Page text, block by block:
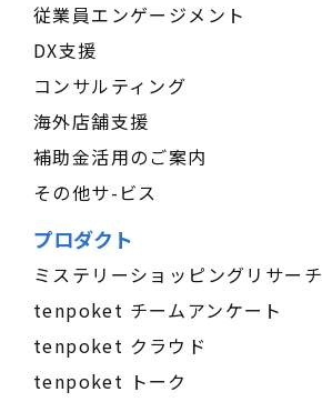
従業員エンゲージメント
DX支援
コンサルティング
海外店舗支援
補助金活用のご案内
その他サ-ビス
プロダクト
ミステリーショッピングリサーチ
tenpoket チームアンケート
tenpoket クラウド
tenpoket トーク